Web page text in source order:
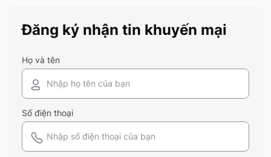
của 5S Fashion dưới đây.
Đăng ký nhận tin khuyến mại
Họ và tên
Số điện thoại